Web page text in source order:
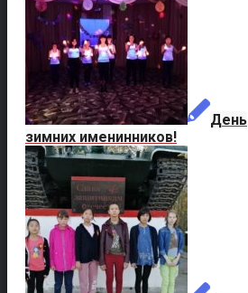
День
зимних именинников!